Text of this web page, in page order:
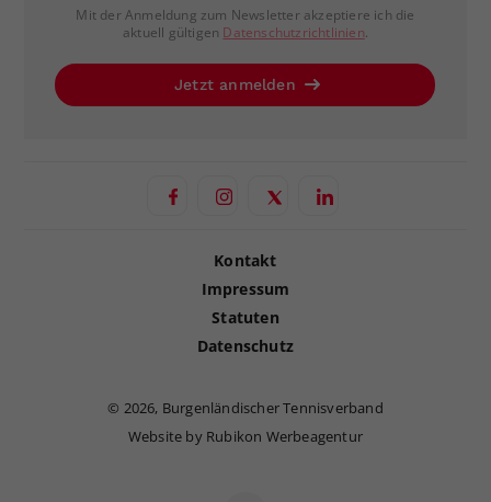
Mit der Anmeldung zum Newsletter akzeptiere ich die
aktuell gültigen Datenschutzrichtlinien.
Jetzt anmelden
Kontakt
Impressum
Statuten
Datenschutz
© 2026, Burgenländischer Tennisverband
Website by Rubikon Werbeagentur